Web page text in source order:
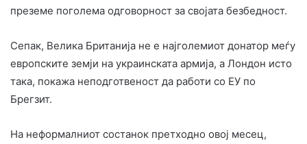
преземе поголема одговорност за својата безбедност.
Сепак, Велика Британија не е најголемиот донатор меѓу
европските земји на украинската армија, а Лондон исто
така, покажа неподготвеност да работи со ЕУ по
Брегзит.
На неформалниот состанок претходно овој месец,